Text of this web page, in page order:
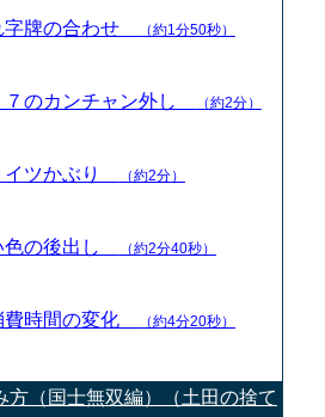
字牌の合わせ （約1分50秒）
７のカンチャン外し （約2分）
イツかぶり （約2分）
色の後出し （約2分40秒）
費時間の変化 （約4分20秒）
方（国士無双編）（土田の捨て